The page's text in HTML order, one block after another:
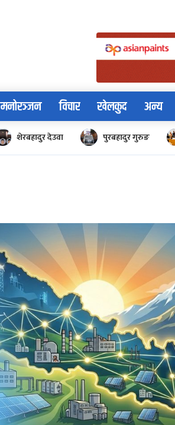
मनोरञ्जन विचार खेलकुद अन्य
शेरबहादुर देउवा पुरबहादुर गुरुङ